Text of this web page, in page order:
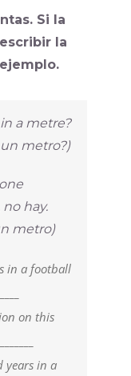
Si la
la
a metre?
metro?)
hay.
metro)
in a football
on this
years in a